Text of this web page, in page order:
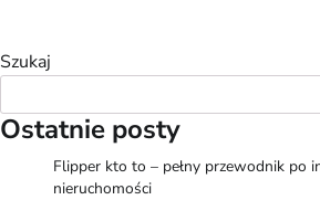
Szukaj
Ostatnie posty
Flipper kto to – pełny przewodnik po
nieruchomości